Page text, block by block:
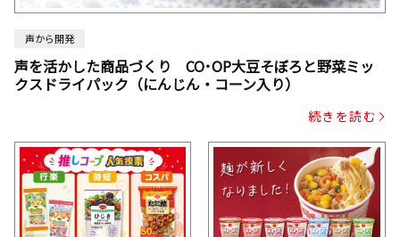
声から開発
声を活かした商品づくり CO･OP大豆そぼろと野菜ミッ
クスドライパック（にんじん・コーン入り）
続きを読む